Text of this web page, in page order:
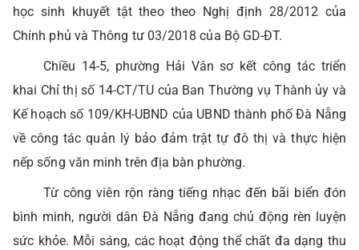
học sinh khuyết tật theo theo Nghị định 28/2012 của
Chính phủ và Thông tư 03/2018 của Bộ GD-ĐT.
Chiều 14-5, phường Hải Vân sơ kết công tác triển
khai Chỉ thị số 14-CT/TU của Ban Thường vụ Thành ủy và
Kế hoạch số 109/KH-UBND của UBND thành phố Đà Nẵng
về công tác quản lý bảo đảm trật tự đô thị và thực hiện
nếp sống văn minh trên địa bàn phường.
Từ công viên rộn ràng tiếng nhạc đến bãi biển đón
bình minh, người dân Đà Nẵng đang chủ động rèn luyện
sức khỏe. Mỗi sáng, các hoạt động thể chất đa dạng thu